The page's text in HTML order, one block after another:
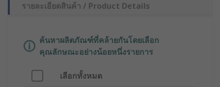
รายละเอียดสินค้า / Product Details
ค้นหาผลิตภัณฑ์ที่คล้ายกันโดยเลือก
คุณลักษณะอย่างน้อยหนึ่งรายการ
เลือกทั้งหมด